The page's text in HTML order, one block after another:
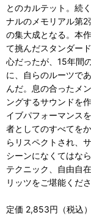
とのカルテット。続
ナルのメモリアル第
の集大成となる。本
て挑んだスタンダー
心だったが、15年間
に、自らのルーツで
んだ。息の合ったメ
ングするサウンドを
イブパフォーマンス
者としてのすべてを
らリスペクトされ、
シーンになくてはな
テクニック、自由自
リッツをご堪能くださ
定価 2,853円（税込